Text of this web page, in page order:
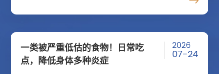
一类被严重低估的食物！日常吃
点，降低身体多种炎症
2026
07-24